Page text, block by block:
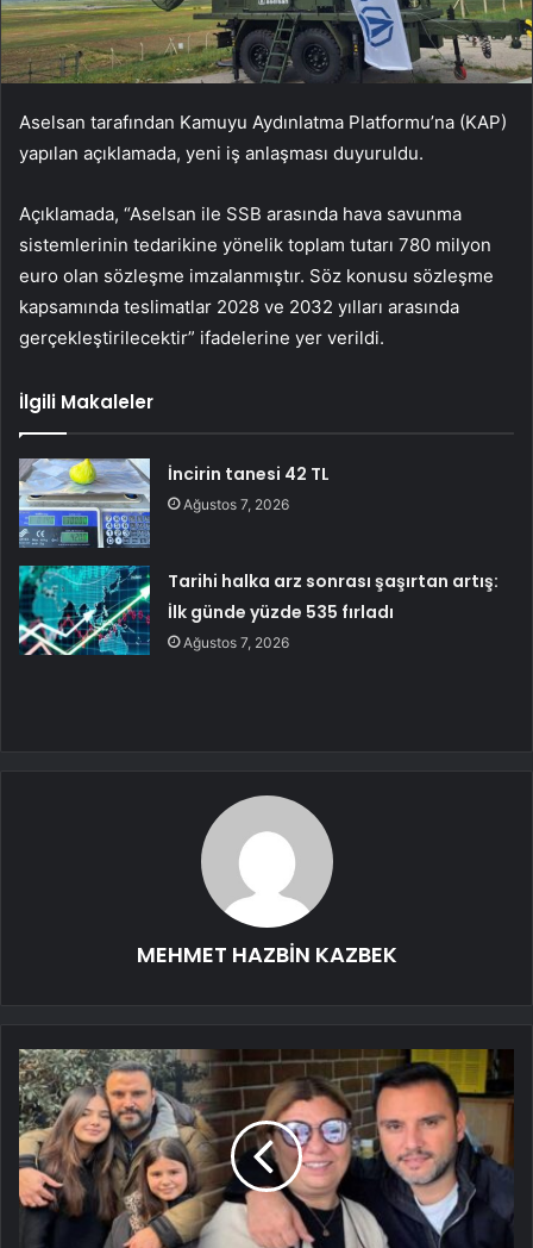
Aselsan tarafından Kamuyu Aydınlatma Platformu’na (KAP)
yapılan açıklamada, yeni iş anlaşması duyuruldu.
Açıklamada, “Aselsan ile SSB arasında hava savunma
sistemlerinin tedarikine yönelik toplam tutarı 780 milyon
euro olan sözleşme imzalanmıştır. Söz konusu sözleşme
kapsamında teslimatlar 2028 ve 2032 yılları arasında
gerçekleştirilecektir” ifadelerine yer verildi.
İlgili Makaleler
İncirin tanesi 42 TL
Ağustos 7, 2026
Tarihi halka arz sonrası şaşırtan artış:
İlk günde yüzde 535 fırladı
Ağustos 7, 2026
MEHMET HAZBİN KAZBEK